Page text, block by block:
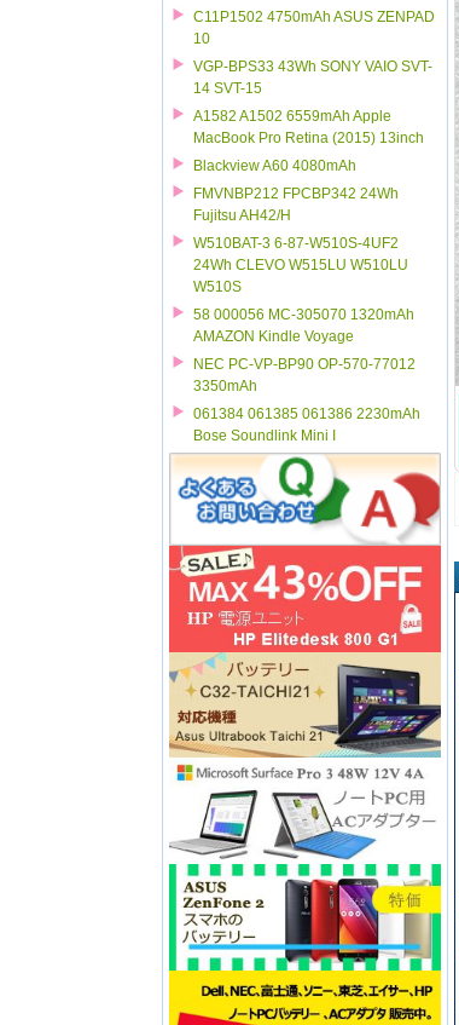
C11P1502 4750mAh ASUS ZENPAD
10
VGP-BPS33 43Wh SONY VAIO SVT-
14 SVT-15
A1582 A1502 6559mAh Apple
MacBook Pro Retina (2015) 13inch
Blackview A60 4080mAh
FMVNBP212 FPCBP342 24Wh
Fujitsu AH42/H
W510BAT-3 6-87-W510S-4UF2
24Wh CLEVO W515LU W510LU
W510S
58 000056 MC-305070 1320mAh
AMAZON Kindle Voyage
NEC PC-VP-BP90 OP-570-77012
3350mAh
061384 061385 061386 2230mAh
Bose Soundlink Mini I